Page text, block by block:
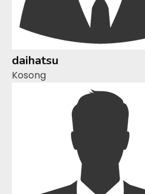
daihatsu
Kosong